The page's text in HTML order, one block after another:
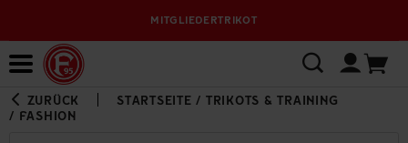
VERSANDKOSTENFREI AB 95 € INNERHALB
ZURÜCK STARTSEITE / TRIKOTS & TRAINING
/ FASHION